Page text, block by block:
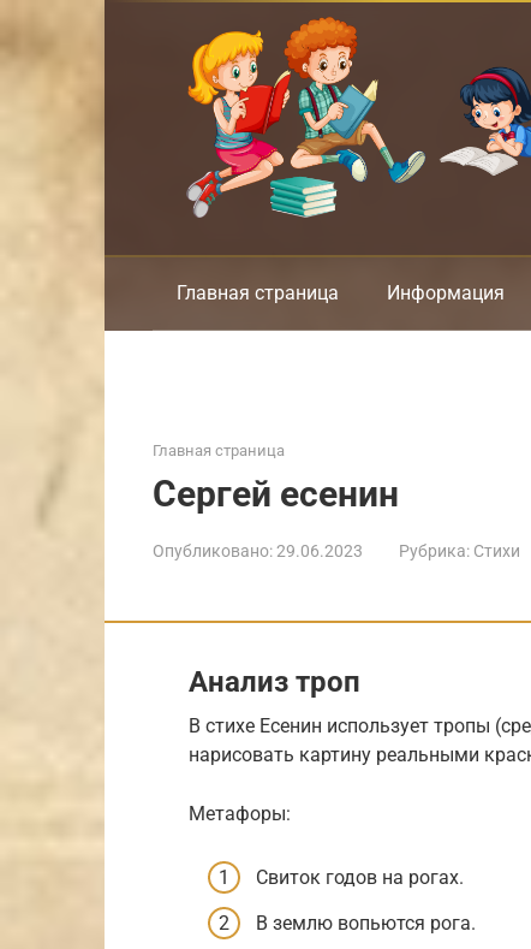
Главная страница Информация
Главная страница
Сергей есенин
Опубликовано:29.06.2023 Рубрика: Стихи
Анализ троп
В стихе Есенин использует тропы
нарисовать картину реальными
Метафоры:
Свиток годов на рогах.
В землю вопьются рога.